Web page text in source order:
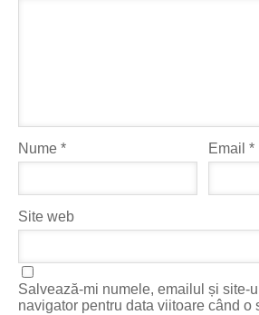
Nume * Email*
Site web
Salvează-mi numele, emailul și site-
navigator pentru data viitoare când o